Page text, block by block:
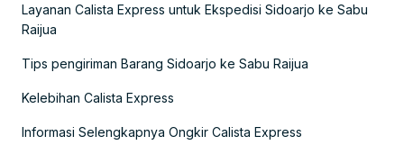
Layanan Calista Express untuk Ekspedisi Sidoarjo ke Sabu
Raijua
Tips pengiriman Barang Sidoarjo ke Sabu Raijua
Kelebihan Calista Express
Informasi Selengkapnya Ongkir Calista Express